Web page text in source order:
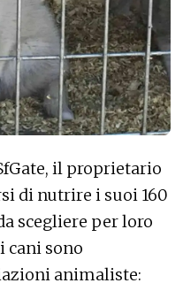
, il proprietario
di nutrire i suoi 160
scegliere per loro
cani sono
animaliste: